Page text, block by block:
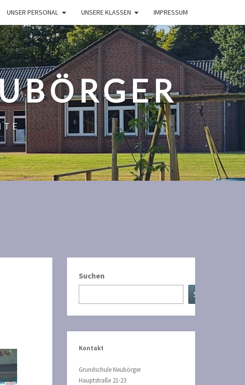
UNSER PERSONAL UNSERE KLASSEN IMPRESSUM
Suchen
Suchen
Kontakt
Grundschule Neubörger
Hauptstraße 21-23